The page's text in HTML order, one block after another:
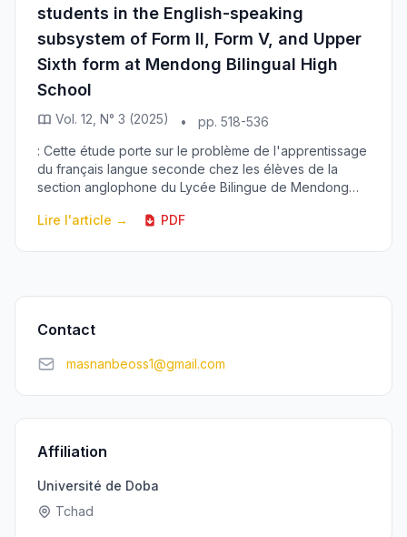
students in the English-speaking
subsystem of Form II, Form V, and Upper
Sixth form at Mendong Bilingual High
School
Vol. 12, N° 3 (2025) •
pp. 518-536
: Cette étude porte sur le problème de l'apprentissage
du français langue seconde chez les élèves de la
section anglophone du Lycée Bilingue de Mendong
Lire l'article →
PDF
Contact
masnanbeoss1@gmail.com
Affiliation
Université de Doba
Tchad